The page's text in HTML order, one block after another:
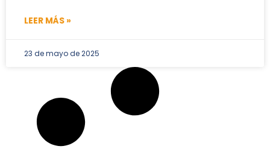
LEER MÁS »
23 de mayo de 2025